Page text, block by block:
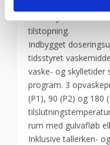
tilstopning.
Indbygget
tidsstyret
vaske- og
program. 3
(P1), 90 (P2) og 180
rum med gulvafløb
Inklusive tallerken-